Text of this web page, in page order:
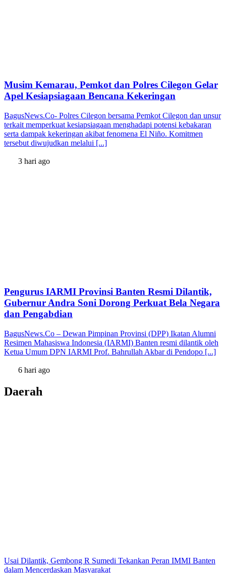
Musim Kemarau, Pemkot dan Polres Cilegon Gelar
Apel Kesiapsiagaan Bencana Kekeringan
BagusNews.Co- Polres Cilegon bersama Pemkot Cilegon dan unsur
terkait memperkuat kesiapsiagaan menghadapi potensi kebakaran
serta dampak kekeringan akibat fenomena El Niño. Komitmen
tersebut diwujudkan melalui [...]
3 hari ago
Pengurus IARMI Provinsi Banten Resmi Dilantik,
Gubernur Andra Soni Dorong Perkuat Bela Negara
dan Pengabdian
BagusNews.Co – Dewan Pimpinan Provinsi (DPP) Ikatan Alumni
Resimen Mahasiswa Indonesia (IARMI) Banten resmi dilantik oleh
Ketua Umum DPN IARMI Prof. Bahrullah Akbar di Pendopo [...]
6 hari ago
Daerah
Usai Dilantik, Gembong R Sumedi Tekankan Peran IMMI Banten
dalam Mencerdaskan Masyarakat